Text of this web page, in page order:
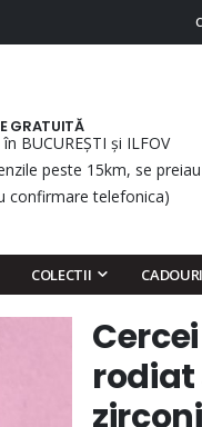
GRATUITĂ
BUCUREȘTI și ILFOV
peste 15km, se preiau
confirmare telefonica)
COLECTII CADOURI
Skip
beginning
rodiat